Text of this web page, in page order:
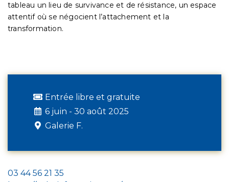
tableau un lieu de survivance et de résistance, un espace
attentif où se négocient l’attachement et la
transformation.
Entrée libre et gratuite
6 juin - 30 août 2025
Galerie F.
03 44 56 21 35